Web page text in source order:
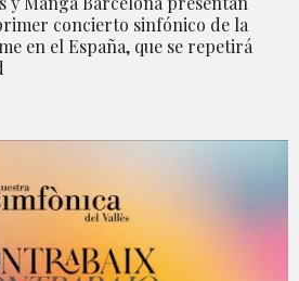
concierto sinfónico de la
en el España, que se repetirá